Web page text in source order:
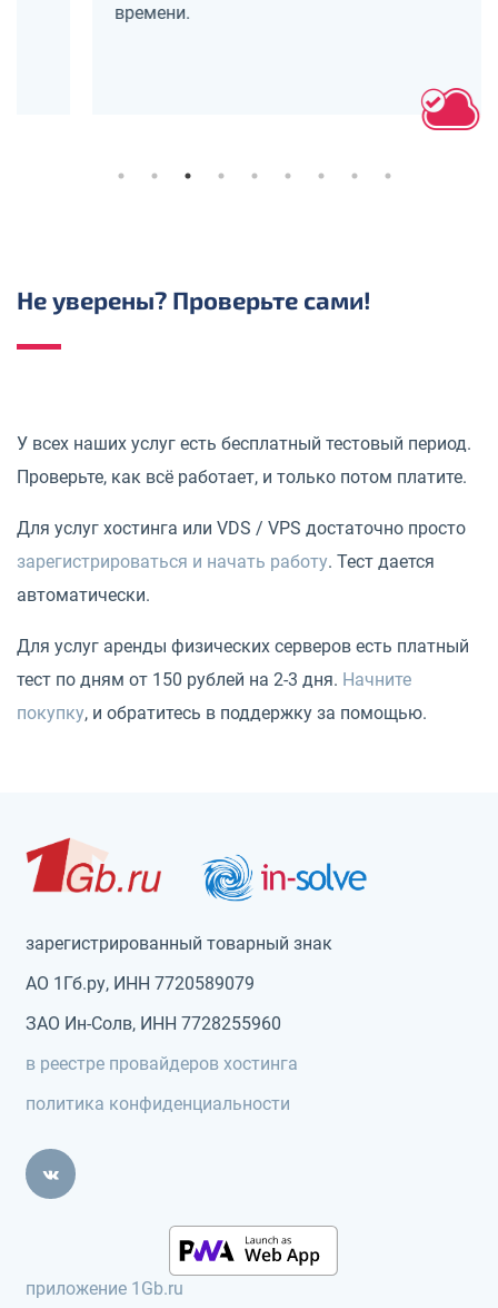
времени.
Не уверены? Проверьте сами!
У всех наших услуг есть бесплатный тестовый период.
Проверьте, как всё работает, и только потом платите.
Для услуг хостинга или VDS / VPS достаточно просто
зарегистрироваться и начать работу. Тест дается
автоматически.
Для услуг аренды физических серверов есть платный
тест по дням от 150 рублей на 2-3 дня. Начните
покупку, и обратитесь в поддержку за помощью.
зарегистрированный товарный знак
АО 1Гб.ру, ИНН 7720589079
ЗАО Ин-Солв, ИНН 7728255960
в реестре провайдеров хостинга
политика конфиденциальности
приложение 1Gb.ru